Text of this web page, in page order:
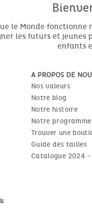
le Monde
les futurs et
enfants
A PROPOS DE
Nos valeurs
Notre blog
Notre histoire
Notre
Trouver une
Guide des tailles
Catalogue 2024 -